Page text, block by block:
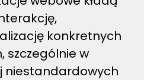
konkretnych
szczególnie w
niestandardowych